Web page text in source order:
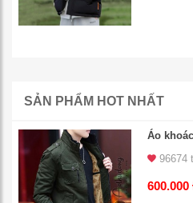
SẢN PHẨM HOT NHẤT
Áo
96674
600.000